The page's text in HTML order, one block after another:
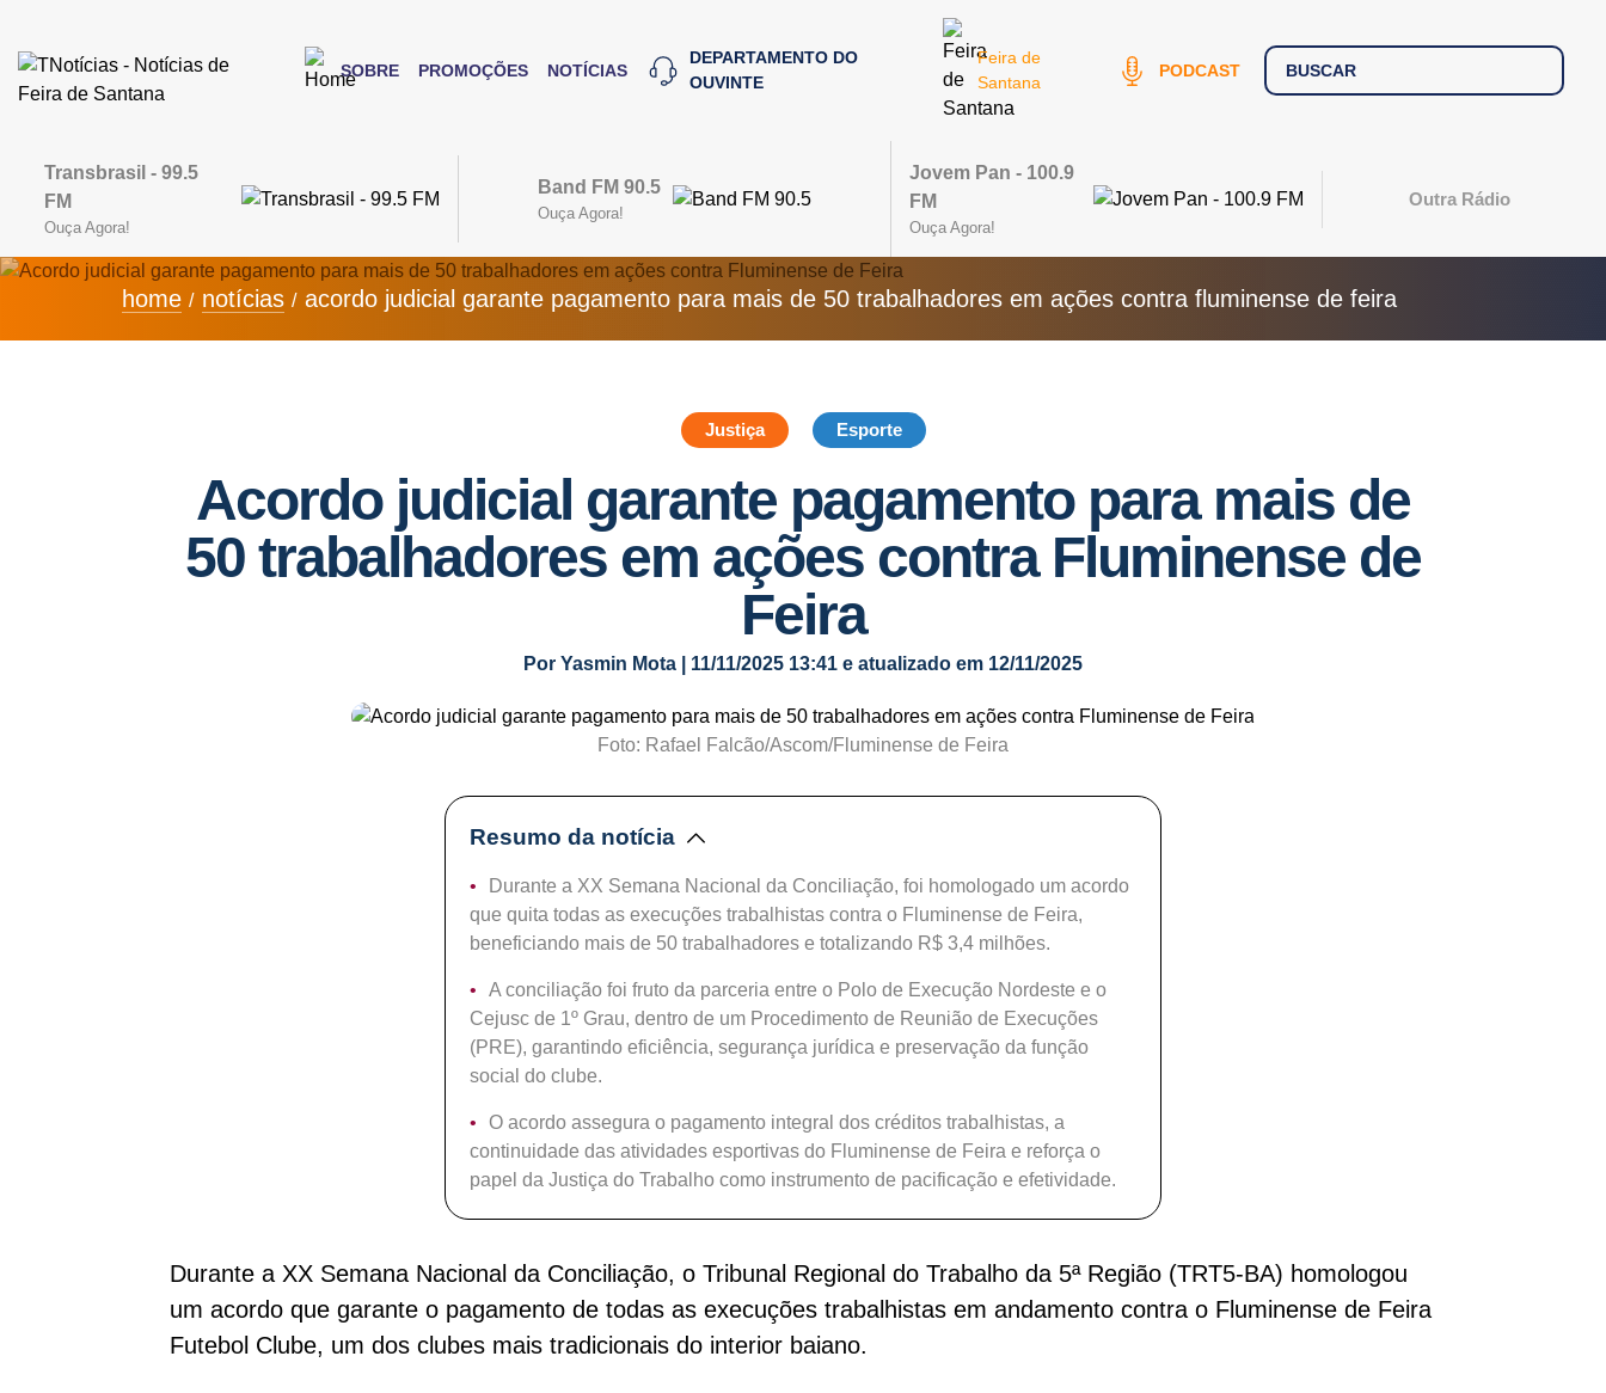
SOBRE PROMOÇÕES NOTÍCIAS
DEPARTAMENTO DO
OUVINTE
Feira de
Santana
PODCAST
Transbrasil - 99.5
FM
Ouça Agora!
Band FM 90.5
Ouça Agora!
Jovem Pan - 100.9
FM
Ouça Agora!
Outra Rádio
home notícias acordo judicial garante pagamento para mais de 50 trabalhadores em ações contra fluminense de feira
Justiça Esporte
Acordo judicial garante pagamento para mais de
50 trabalhadores em ações contra Fluminense de
Feira
Por Yasmin Mota | 11/11/2025 13:41 e atualizado em 12/11/2025
Foto: Rafael Falcão/Ascom/Fluminense de Feira
Resumo da notícia
Durante a XX Semana Nacional da Conciliação, foi homologado um acordo
que quita todas as execuções trabalhistas contra o Fluminense de Feira,
beneficiando mais de 50 trabalhadores e totalizando R$ 3,4 milhões.
A conciliação foi fruto da parceria entre o Polo de Execução Nordeste e o
Cejusc de 1º Grau, dentro de um Procedimento de Reunião de Execuções
(PRE), garantindo eficiência, segurança jurídica e preservação da função
social do clube.
O acordo assegura o pagamento integral dos créditos trabalhistas, a
continuidade das atividades esportivas do Fluminense de Feira e reforça o
papel da Justiça do Trabalho como instrumento de pacificação e efetividade.
Durante a XX Semana Nacional da Conciliação, o Tribunal Regional do Trabalho da 5ª Região (TRT5-BA) homologou
um acordo que garante o pagamento de todas as execuções trabalhistas em andamento contra o Fluminense de Feira
Futebol Clube, um dos clubes mais tradicionais do interior baiano.